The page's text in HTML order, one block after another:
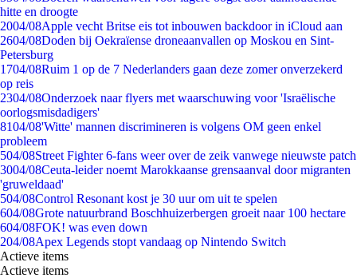
hitte en droogte
2004/08Apple vecht Britse eis tot inbouwen backdoor in iCloud aan
2604/08Doden bij Oekraïense droneaanvallen op Moskou en Sint-
Petersburg
1704/08Ruim 1 op de 7 Nederlanders gaan deze zomer onverzekerd
op reis
2304/08Onderzoek naar flyers met waarschuwing voor 'Israëlische
oorlogsmisdadigers'
8104/08'Witte' mannen discrimineren is volgens OM geen enkel
probleem
504/08Street Fighter 6-fans weer over de zeik vanwege nieuwste patch
3004/08Ceuta-leider noemt Marokkaanse grensaanval door migranten
'gruweldaad'
504/08Control Resonant kost je 30 uur om uit te spelen
604/08Grote natuurbrand Boschhuizerbergen groeit naar 100 hectare
604/08FOK! was even down
204/08Apex Legends stopt vandaag op Nintendo Switch
Actieve items
Actieve items